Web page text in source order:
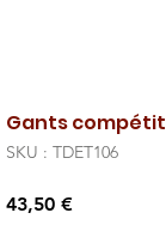
Gants
SKU : TDET106
43,50 €Prix